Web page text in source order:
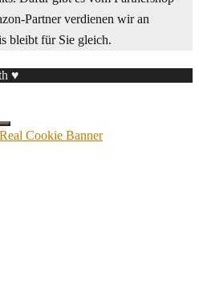
Partner verdienen wir an
bleibt für Sie gleich.
♥
Cookie Banner